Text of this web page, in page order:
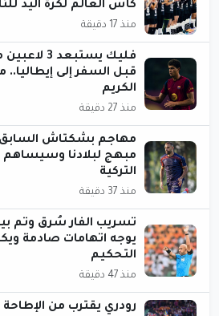
كأس العالم لكرة اليد
منذ 17 دقيقة
فليك
قبل السفر إلى
الكريم
منذ 27 دقيقة
مهاجم بشكتاش
مبهج لبلادنا وسيساهم
التركية
منذ 37 دقيقة
تسريب الفار سُرق وتم
يوجه اتهامات صادمة
التحكيم
منذ 47 دقيقة
رودري يقترب من الإطاحة